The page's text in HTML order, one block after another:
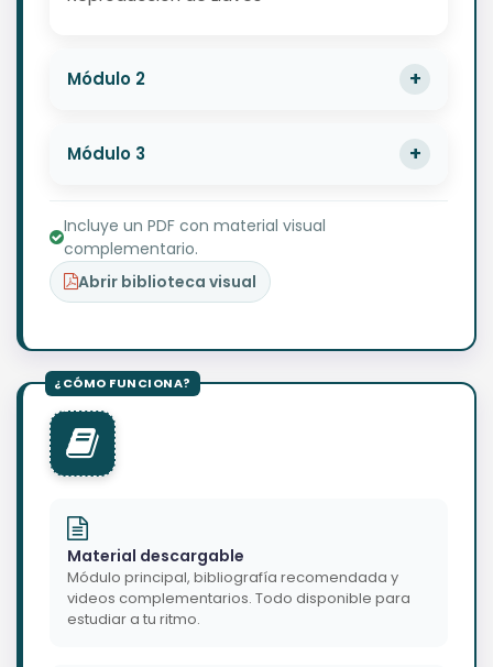
Módulo 2
Módulo 3
Incluye un PDF con material visual
complementario.
Abrir biblioteca visual
Material descargable
Módulo principal, bibliografía recomendada y
videos complementarios. Todo disponible para
estudiar a tu ritmo.